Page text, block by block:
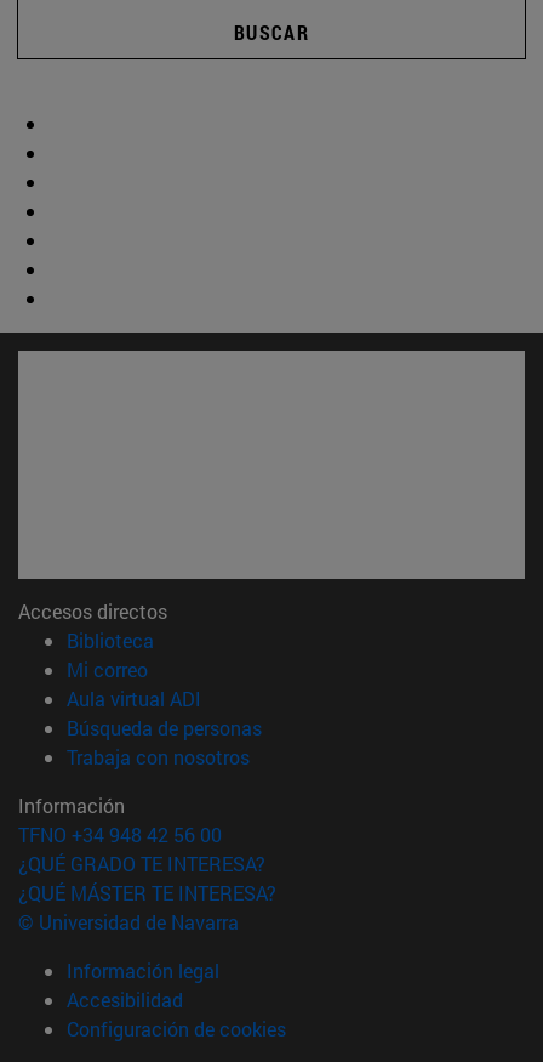
BUSCAR
Accesos directos
Biblioteca
Mi correo(abre en nueva ventana)
Aula virtual ADI
Búsqueda de personas(abre en nueva ventana)
Trabaja con nosotros(abre en nueva ventana)
Información
TFNO +34 948 42 56 00
¿QUÉ GRADO TE INTERESA?
¿QUÉ MÁSTER TE INTERESA?
© Universidad de Navarra
Información legal
Accesibilidad
Configuración de cookies